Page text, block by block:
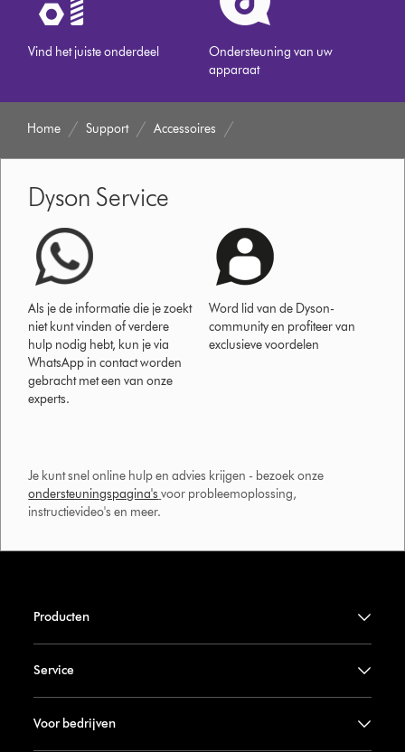
Vind het juiste onderdeel
Ondersteuning van uw
apparaat
Home Support Accessoires
Dyson Service
Als je de informatie die je zoekt
niet kunt vinden of verdere
hulp nodig hebt, kun je via
WhatsApp in contact worden
gebracht met een van onze
experts.
Word lid van de Dyson-
community en profiteer van
exclusieve voordelen
Je kunt snel online hulp en advies krijgen - bezoek onze
ondersteuningspagina's voor probleemoplossing,
instructievideo's en meer.
Producten
Service
Voor bedrijven